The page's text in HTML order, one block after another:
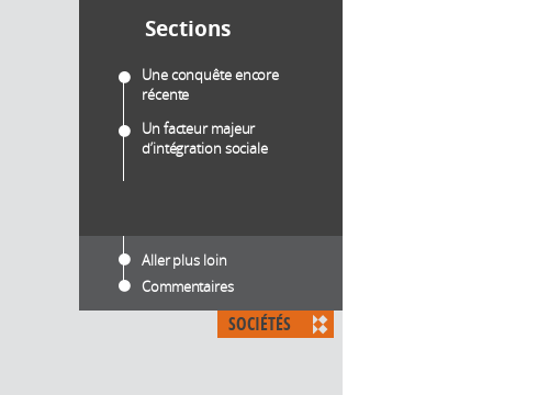
Sections
Une conquête encore
récente
Un facteur majeur
d’intégration sociale
Aller plus loin
Commentaires
SOCIÉTÉS